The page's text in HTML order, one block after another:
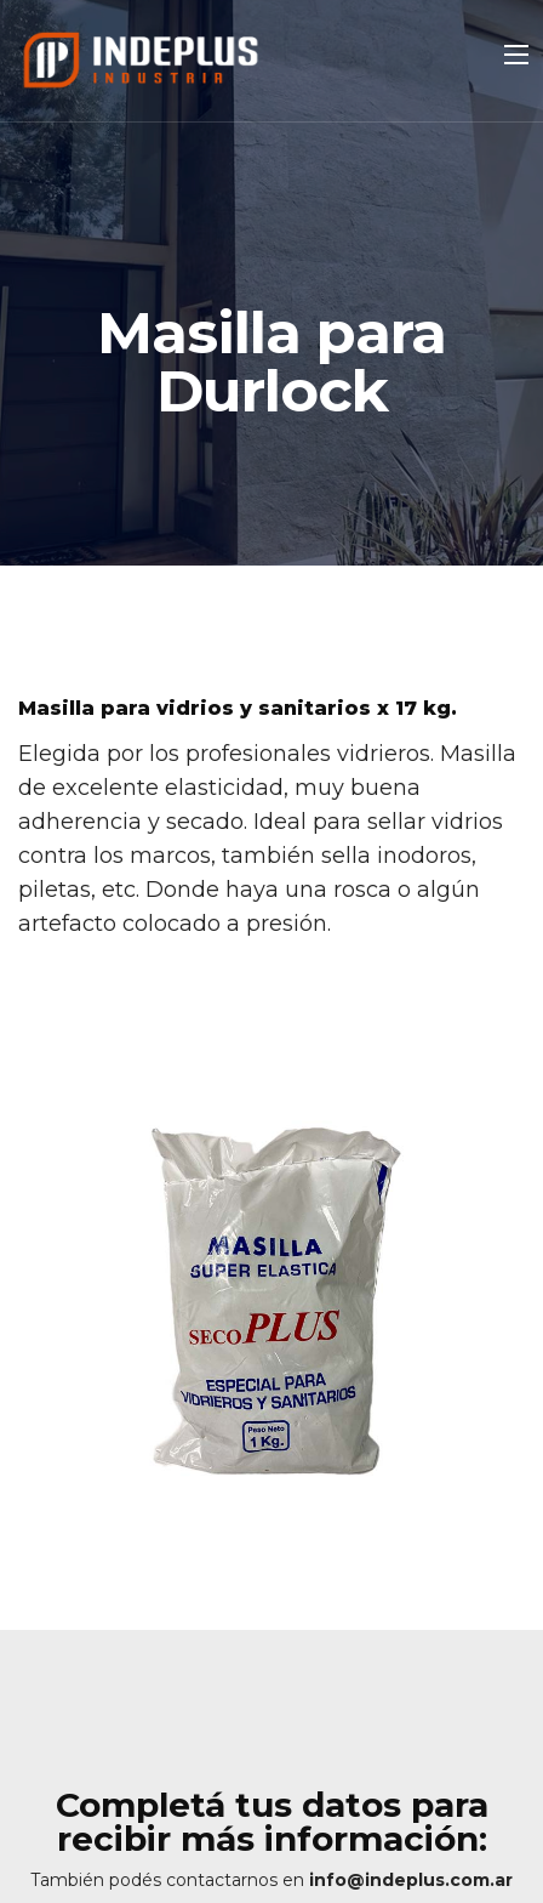
Masilla para
Durlock
Masilla para vidrios y sanitarios x 17 kg.
Elegida por los profesionales vidrieros. Masilla
de excelente elasticidad, muy buena
adherencia y secado. Ideal para sellar vidrios
contra los marcos, también sella inodoros,
piletas, etc. Donde haya una rosca o algún
artefacto colocado a presión.
Completá tus datos para
recibir más información:
También podés contactarnos en info@indeplus.com.ar